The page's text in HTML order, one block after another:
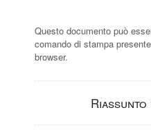
Questo documento può
comando di stampa
browser.